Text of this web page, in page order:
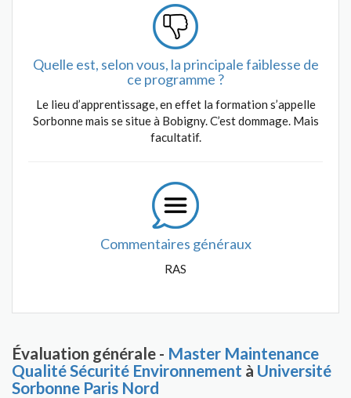
Quelle est, selon vous, la principale faiblesse de
ce programme ?
Le lieu d’apprentissage, en effet la formation s’appelle
Sorbonne mais se situe à Bobigny. C’est dommage. Mais
facultatif.
Commentaires généraux
RAS
Évaluation générale - Master Maintenance
Qualité Sécurité Environnement à Université
Sorbonne Paris Nord